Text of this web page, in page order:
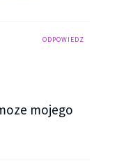
ODPOWIEDZ
mojego